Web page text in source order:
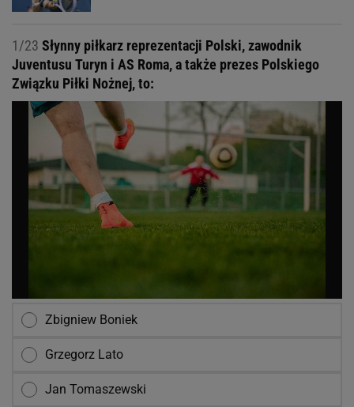
1/23 Słynny piłkarz reprezentacji Polski, zawodnik
Juventusu Turyn i AS Roma, a także prezes Polskiego
Związku Piłki Nożnej, to:
Zbigniew Boniek
Grzegorz Lato
Jan Tomaszewski